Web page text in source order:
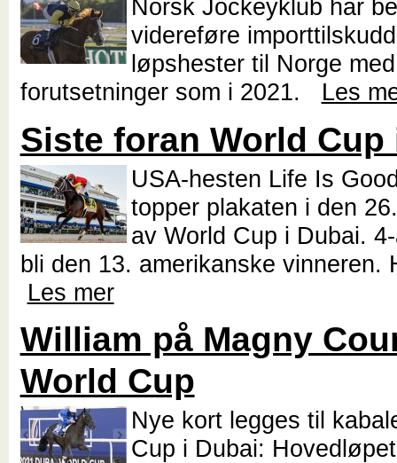
Norsk Jockeyklub har
videreføre
løpshester til Norge
forutsetninger som i 2021. Les
Siste foran World Cup
USA-hesten Life Is
topper plakaten i den
av World Cup i Dubai.
bli den 13. amerikanske vinneren.
Les mer
William på Magny
World Cup
Nye kort legges til
Cup i Dubai: